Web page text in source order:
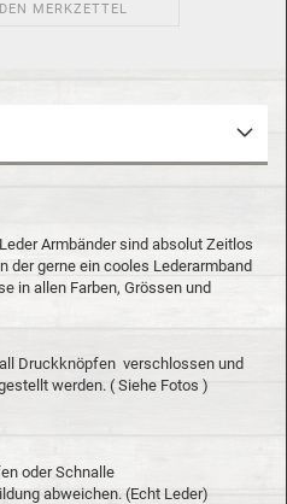
MERKZETTEL
Armbänder sind absolut Zeitlos
der gerne ein cooles Lederarmband
in allen Farben, Grössen und
Druckknöpfen verschlossen und
werden. ( Siehe Fotos )
oder Schnalle
abweichen. (Echt Leder)